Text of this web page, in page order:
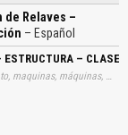
de Relaves –
– Español
–